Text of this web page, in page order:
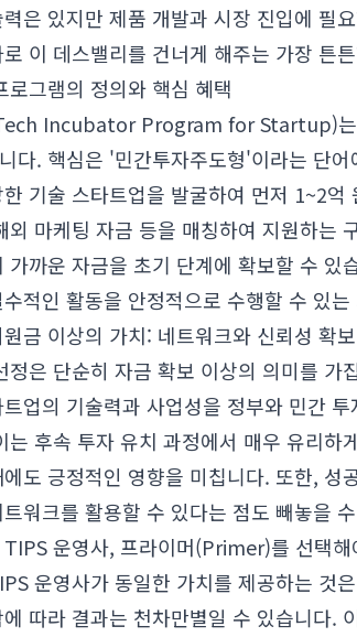
은 있지만 제품 개발과 시장 진입에 필
이 데스밸리를 건너게 해주는 가장 튼
로그램의 정의와 핵심 혜택
Incubator Program for Startup)는
다. 핵심은 '민간투자주도형'이라는 단
기술 스타트업을 발굴하여 먼저 1~2억
외 마케팅 자금 등을 매칭하여 지원하는
가까운 자금을 초기 단계에 확보할 수
적인 활동을 안정적으로 수행할 수 있
금 이상의 가치: 네트워크와 신뢰성 확보
정은 단순히 자금 확보 이상의 의미를 가
업의 기술력과 사업성을 정부와 민간
는 후속 투자 유치 과정에서 매우 유리하
도 긍정적인 영향을 미칩니다. 또한, 성
워크를 활용할 수 있다는 점도 빼놓을
TIPS 운영사, 프라이머(Primer)를 선택해
운영사가 동일한 가치를 제공하는 것
따라 결과는 천차만별일 수 있습니다.